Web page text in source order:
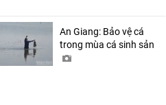
An Giang: Bảo vệ cá
trong mùa cá sinh sản